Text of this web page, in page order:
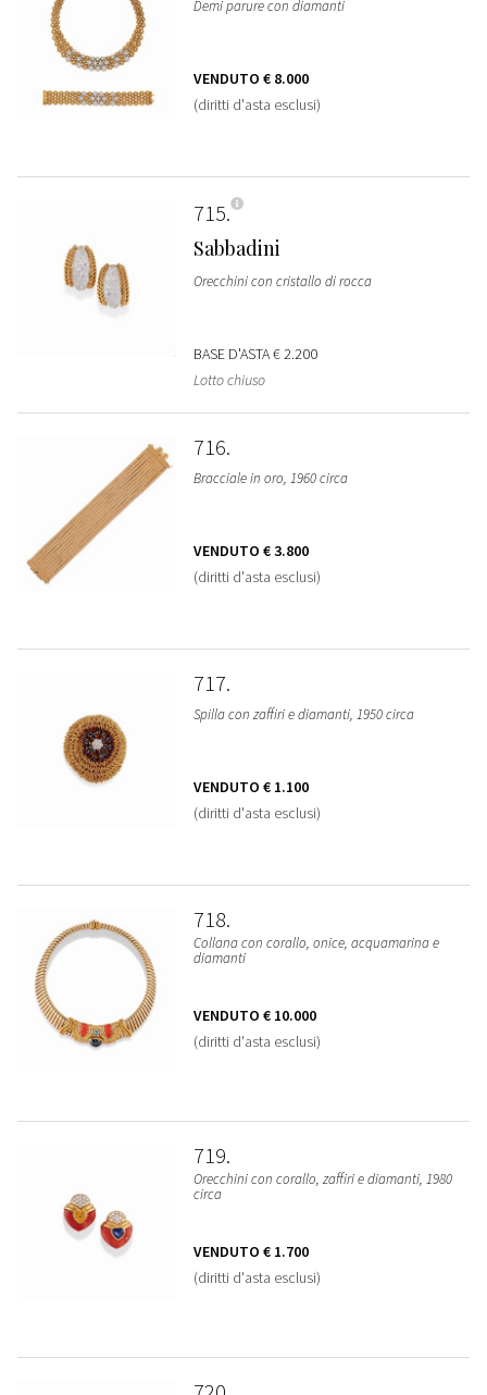
Demi parure con diamanti
VENDUTO € 8.000
(diritti d'asta esclusi)
715
Sabbadini
Orecchini con cristallo di rocca
BASE D'ASTA€ 2.200
Lotto chiuso
716
Bracciale in oro, 1960 circa
VENDUTO € 3.800
(diritti d'asta esclusi)
717
Spilla con zaffiri e diamanti, 1950 circa
VENDUTO € 1.100
(diritti d'asta esclusi)
718
Collana con corallo, onice, acquamarina e
diamanti
VENDUTO € 10.000
(diritti d'asta esclusi)
719
Orecchini con corallo, zaffiri e diamanti, 1980
circa
VENDUTO € 1.700
(diritti d'asta esclusi)